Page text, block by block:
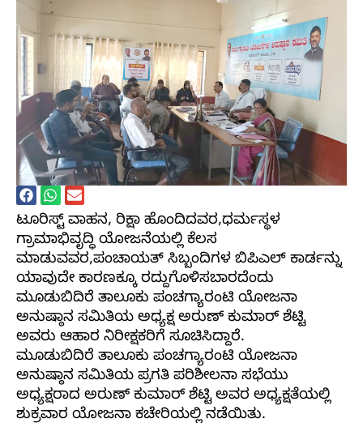
ಟೂರಿಸ್ಟ್ ವಾಹನ, ರಿಕ್ಷಾ ಹೊಂದಿದವರ,ಧರ್ಮಸ್ಥಳ
ಗ್ರಾಮಾಭಿವೃದ್ಧಿ ಯೋಜನೆಯಲ್ಲಿ ಕೆಲಸ
ಮಾಡುವವರ,ಪಂಚಾಯತ್ ಸಿಬ್ಬಂದಿಗಳ ಬಿಪಿಎಲ್ ಕಾರ್ಡನ್ನು
ಯಾವುದೇ ಕಾರಣಕ್ಕೂ ರದ್ದುಗೊಳಿಸಬಾರದೆಂದು
ಮೂಡುಬಿದಿರೆ ತಾಲೂಕು ಪಂಚಗ್ಯಾರಂಟಿ ಯೋಜನಾ
ಅನುಷ್ಠಾನ ಸಮಿತಿಯ ಅಧ್ಯಕ್ಷ ಅರುಣ್ ಕುಮಾರ್ ಶೆಟ್ಟಿ
ಅವರು ಆಹಾರ ನಿರೀಕ್ಷಕರಿಗೆ ಸೂಚಿಸಿದ್ದಾರೆ.
ಮೂಡುಬಿದಿರೆ ತಾಲೂಕು ಪಂಚಗ್ಯಾರಂಟಿ ಯೋಜನಾ
ಅನುಷ್ಠಾನ ಸಮಿತಿಯ ಪ್ರಗತಿ ಪರಿಶೀಲನಾ ಸಭೆಯು
ಅಧ್ಯಕ್ಷರಾದ ಅರುಣ್ ಕುಮಾರ್ ಶೆಟ್ಟಿ ಅವರ ಅಧ್ಯಕ್ಷತೆಯಲ್ಲಿ
ಶುಕ್ರವಾರ ಯೋಜನಾ ಕಚೇರಿಯಲ್ಲಿ ನಡೆಯಿತು.